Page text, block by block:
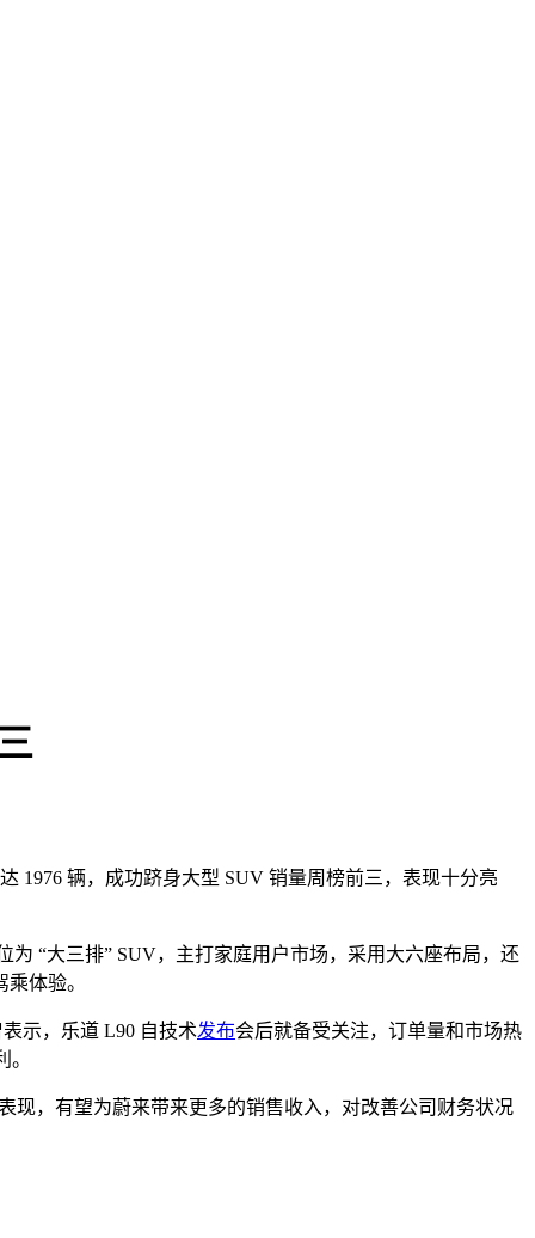
辆，成功跻身大型 SUV 销量周榜前三，表现十分亮
“大三排” SUV，主打家庭用户市场，采用大六座布局，还
体验。
示，乐道 L90 自技术发布会后就备受关注，订单量和市场热
，有望为蔚来带来更多的销售收入，对改善公司财务状况